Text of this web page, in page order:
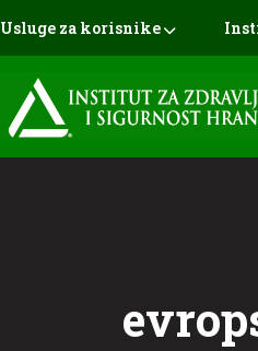
Usluge za korisnike